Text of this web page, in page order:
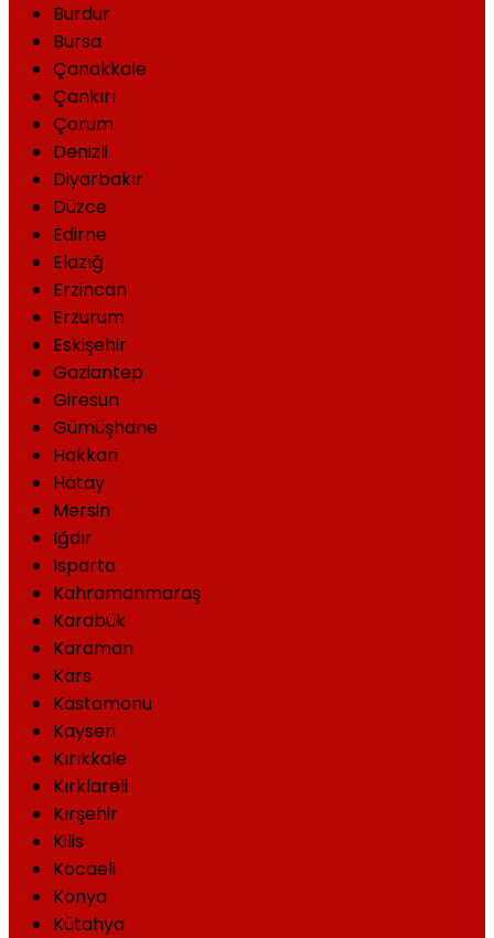
Burdur
Bursa
Çanakkale
Çankırı
Çorum
Denizli
Diyarbakır
Düzce
Edirne
Elazığ
Erzincan
Erzurum
Eskişehir
Gaziantep
Giresun
Gümüşhane
Hakkari
Hatay
Mersin
Iğdır
Isparta
Kahramanmaraş
Karabük
Karaman
Kars
Kastamonu
Kayseri
Kırıkkale
Kırklareli
Kırşehir
Kilis
Kocaeli
Konya
Kütahya